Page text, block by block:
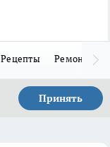
Рецепты Ремонт
Принять